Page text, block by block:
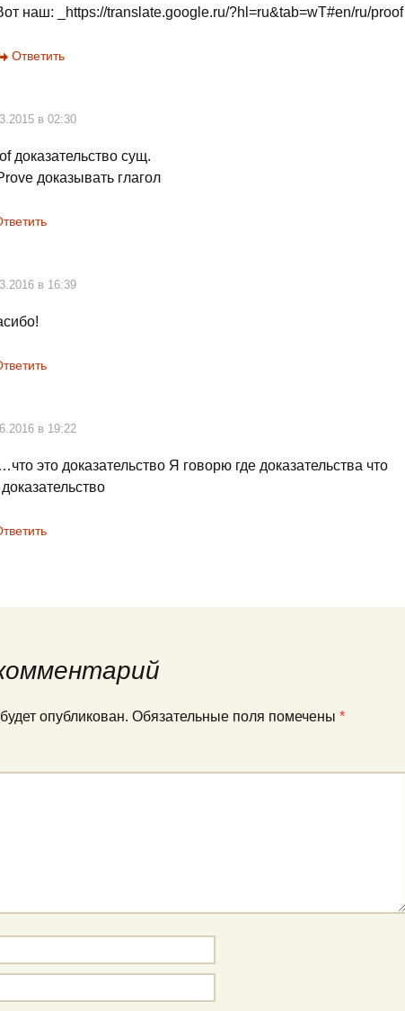
наш: _https://translate.google.ru/?hl=ru&tab=wT#en/ru/proof
Ответить
в 02:30
доказательство сущ.
доказывать глагол
в 16:39
в 19:22
это доказательство Я говорю где доказательства что
опубликован. Обязательные поля помечены *